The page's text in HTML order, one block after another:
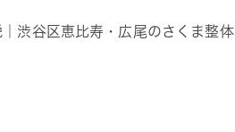
渋谷区恵比寿・広尾のさくま整体